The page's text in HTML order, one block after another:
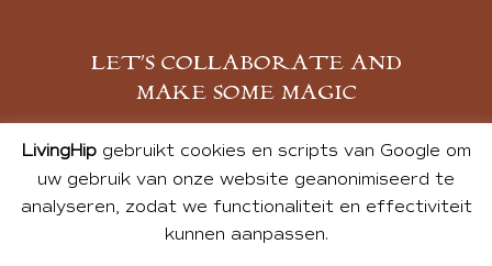
LET’S COLLABORATE AND
MAKE SOME MAGIC
MELD JE AAN
LivingHipgebruikt cookies en scripts van Google om
uw gebruik van onze website geanonimiseerd te
analyseren, zodat we functionaliteit en effectiviteit
kunnen aanpassen.